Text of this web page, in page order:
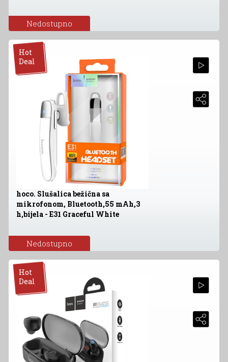
Nedostupno
Hot
Deal
hoco. Slušalica bežična sa
mikrofonom, Bluetooth,55 mAh,3
h,bijela - E31 Graceful White
Nedostupno
Hot
Deal